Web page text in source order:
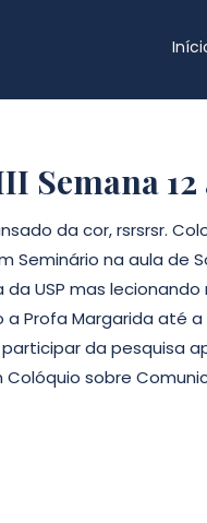
Semana 12
da cor, rsrsrsr.
Seminário na aula de
da USP mas
Profa Margarida até
da pesquisa
sobre